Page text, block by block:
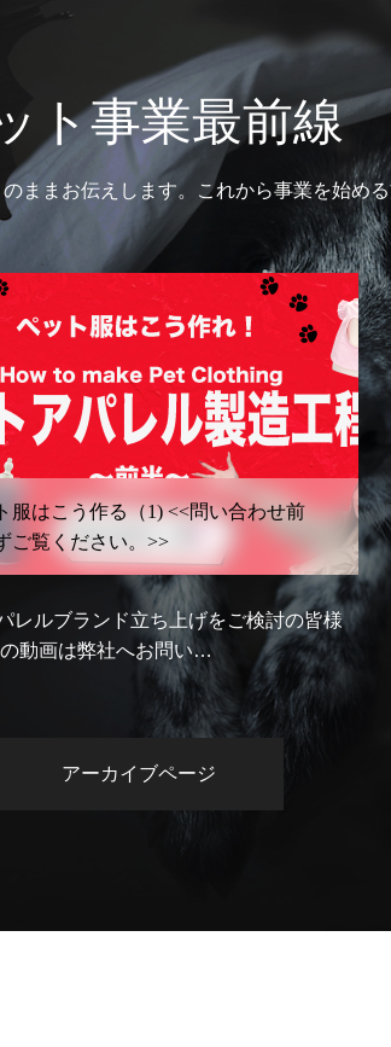
ト事業最前線
ままお伝えします。これから事業を始め
わせ前
検討の皆様
ペット服はどこでつ
場選択の仕方/予算
ペットアパレルブラン
へ ペット服・ペット用
アーカイブページ